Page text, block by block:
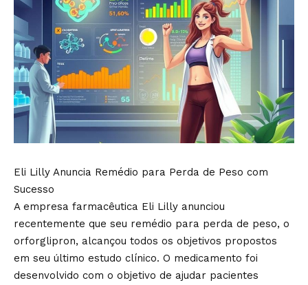
Eli Lilly Anuncia Remédio para Perda de Peso com
Sucesso
A empresa farmacêutica Eli Lilly anunciou
recentemente que seu remédio para perda de peso, o
orforglipron, alcançou todos os objetivos propostos
em seu último estudo clínico. O medicamento foi
desenvolvido com o objetivo de ajudar pacientes